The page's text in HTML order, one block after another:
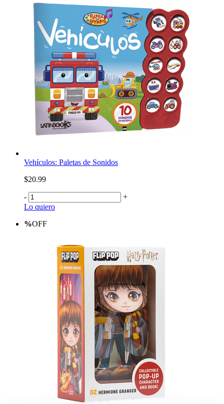
Vehículos: Paletas de Sonidos
$20.99
-
+
Lo quiero
%OFF